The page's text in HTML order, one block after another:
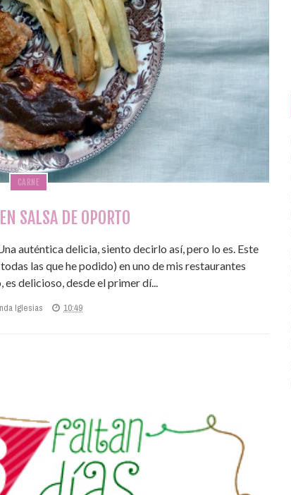
CARNE
SALSA DE OPORTO
auténtica delicia, siento decirlo así, pero lo es. Este
las que he podido) en uno de mis restaurantes
delicioso, desde el primer dí...
Iglesias 10:49